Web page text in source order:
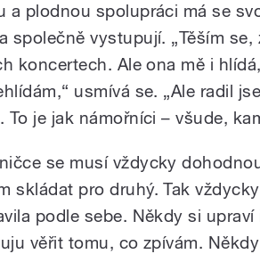
a plodnou spolupráci má se
společně vystupují. „Těším
koncertech. Ale ona mě i
usmívá se. „Ale radil
To je jak námořníci – všude,
se musí vždycky
skládat pro druhý. Tak
podle sebe. Někdy si
věřit tomu, co zpívám.